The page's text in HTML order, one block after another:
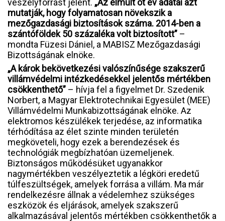
veszélyforrást jelent. „Az elmúlt öt év adatai azt
mutatják, hogy folyamatosan növekszik a
mezőgazdasági biztosítások száma. 2014-ben a
szántóföldek 50 százaléka volt biztosított” –
mondta Füzesi Dániel, a MABISZ Mezőgazdasági
Bizottságának elnöke.
„A károk bekövetkezési valószínűsége szakszerű
villámvédelmi intézkedésekkel jelentős mértékben
csökkenthető” – hívja fel a figyelmet Dr. Szedenik
Norbert, a Magyar Elektrotechnikai Egyesület (MEE)
Villámvédelmi Munkabizottságának elnöke. Az
elektromos készülékek terjedése, az informatika
térhódítása az élet szinte minden területén
megköveteli, hogy ezek a berendezések és
technológiák megbízhatóan üzemeljenek.
Biztonságos működésüket ugyanakkor
nagymértékben veszélyeztetik a légköri eredetű
túlfeszültségek, amelyek forrása a villám. Ma már
rendelkezésre állnak a védelemhez szükséges
eszközök és eljárások, amelyek szakszerű
alkalmazásával jelentős mértékben csökkenthetők a